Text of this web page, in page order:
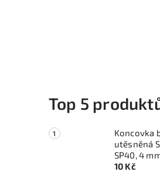
Top 5
Koncovka
utěsněná
SP40, 4
10 Kč